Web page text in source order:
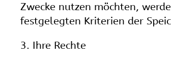
Zwecke nutzen möchten,
festgelegten Kriterien der
3. Ihre Rechte